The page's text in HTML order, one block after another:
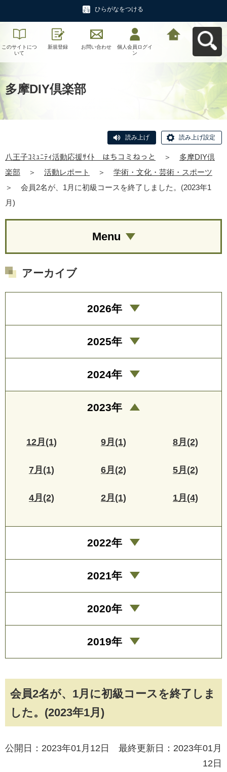
ひらがなをつける
このサイトにつ
いて
新規登録 お問い合わせ
個人会員ログイ
ン
多摩DIY倶楽部
読み上げ 読み上げ設定
八王子ｺﾐｭﾆﾃｨ活動応援ｻｲﾄ はちコミねっと ＞
多摩DIY倶
楽部
＞ 活動レポート ＞
学術・文化・芸術・スポーツ
＞
会員2名が、1月に初級コースを終了しました。(2023年1
月)
会員2名が、1月に初級コースを終了しま
した。(2023年1月)
公開日：2023年01月12日 最終更新日：2023年01月
12日
Menu
アーカイブ
2026年
2025年
2024年
2023年
12月(1) 9月(1) 8月(2)
7月(1) 6月(2) 5月(2)
4月(2) 2月(1) 1月(4)
2022年
2021年
2020年
2019年